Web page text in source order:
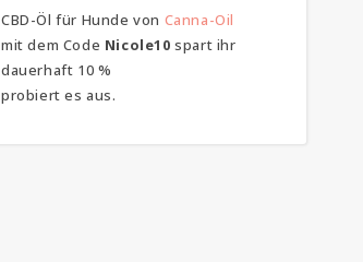
CBD-Öl für Hunde von Canna-Oil
mit dem Code Nicole10 spart ihr
dauerhaft 10 %
probiert es aus.